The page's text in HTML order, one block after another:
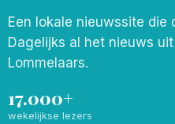
Een lokale nieuwssite die
Dagelijks al het nieuws
Lommelaars.
17.000+
wekelijkse lezers